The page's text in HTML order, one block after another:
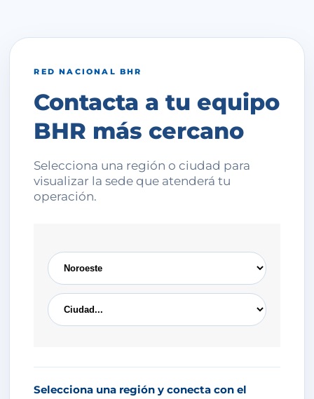
RED NACIONAL BHR
Contacta a tu equipo
BHR más cercano
Selecciona una región o ciudad para
visualizar la sede que atenderá tu
operación.
Selecciona una región y conecta con el